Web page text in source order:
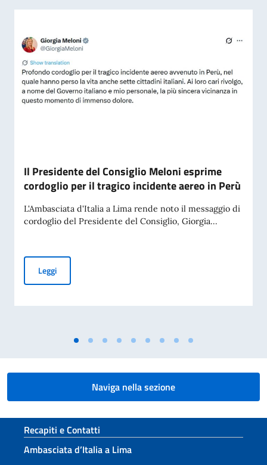
Il Presidente del Consiglio Meloni esprime
cordoglio per il tragico incidente aereo in Perù
L'Ambasciata d'Italia a Lima rende noto il messaggio di
cordoglio del Presidente del Consiglio, Giorgia...
LeggiIl Presidente del Consiglio Meloni esprime cordoglio per il
Naviga nella sezione
Sezione footer
Recapiti e Contatti
Ambasciata d’Italia a Lima